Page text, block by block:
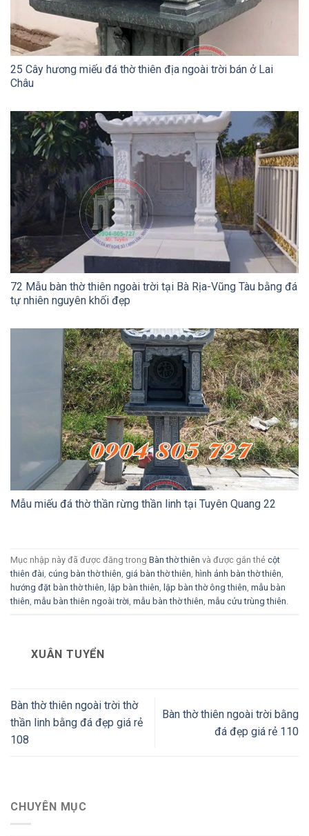
25 Cây hương miếu đá thờ thiên địa ngoài trời bán ở Lai
Châu
72 Mẫu bàn thờ thiên ngoài trời tại Bà Rịa-Vũng Tàu bằng đá
tự nhiên nguyên khối đẹp
Mẫu miếu đá thờ thần rừng thần linh tại Tuyên Quang 22
Mục nhập này đã được đăng trong Bàn thờ thiên và được gắn thẻ cột
thiên đài, cúng bàn thờ thiên, giá bàn thờ thiên, hình ảnh bàn thờ thiên,
hướng đặt bàn thờ thiên, lập bàn thiên, lập bàn thờ ông thiên, mẫu bàn
thiên, mẫu bàn thiên ngoài trời, mẫu bàn thờ thiên, mẫu cửu trùng thiên.
XUÂN TUYỂN
Bàn thờ thiên ngoài trời thờ
thần linh bằng đá đẹp giá rẻ
108
Bàn thờ thiên ngoài trời bằng
đá đẹp giá rẻ 110
CHUYÊN MỤC